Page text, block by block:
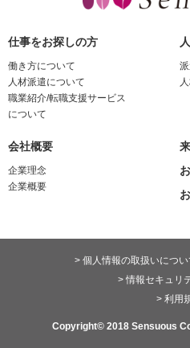
仕事をお探しの方
働き方について
人材派遣について
職業紹介/転職支援サービス
について
会社概要
企業理念
企業概要
> 個人情報の取扱いにつ
> 情報セキュリ
> 利用
Copyright© 2018 Sensuous